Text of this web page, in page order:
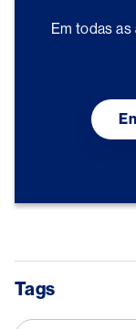
Em todas as
Tags